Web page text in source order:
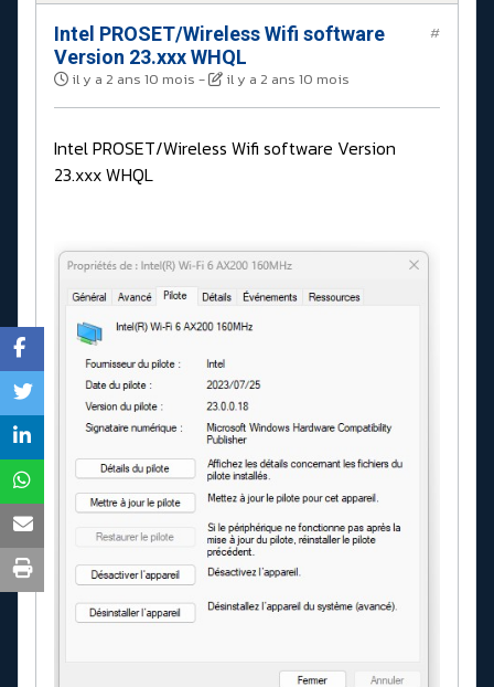
Intel PROSET/Wireless Wifi software
Version 23.xxx WHQL
il y a 2 ans 10 mois - il y a 2 ans 10 mois
#
Intel PROSET/Wireless Wifi software Version
23.xxx WHQL